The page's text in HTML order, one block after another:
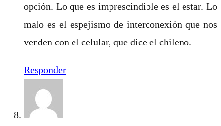
opción. Lo que es imprescindible es el estar. Lo
malo es el espejismo de interconexión que nos
venden con el celular, que dice el chileno.
Responder